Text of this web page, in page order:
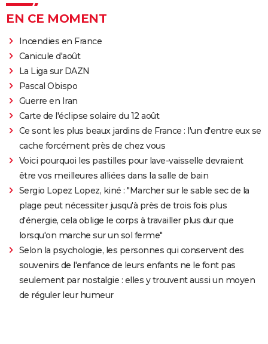
EN CE MOMENT
Incendies en France
Canicule d'août
La Liga sur DAZN
Pascal Obispo
Guerre en Iran
Carte de l'éclipse solaire du 12 août
Ce sont les plus beaux jardins de France : l'un d'entre eux se
cache forcément près de chez vous
Voici pourquoi les pastilles pour lave-vaisselle devraient
être vos meilleures alliées dans la salle de bain
Sergio Lopez Lopez, kiné : "Marcher sur le sable sec de la
plage peut nécessiter jusqu'à près de trois fois plus
d'énergie, cela oblige le corps à travailler plus dur que
lorsqu'on marche sur un sol ferme"
Selon la psychologie, les personnes qui conservent des
souvenirs de l'enfance de leurs enfants ne le font pas
seulement par nostalgie : elles y trouvent aussi un moyen
de réguler leur humeur